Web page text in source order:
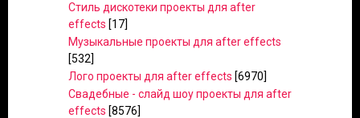
Стиль дискотеки проекты для after
effects [17]
Музыкальные проекты для after effects
[532]
Лого проекты для after effects [6970]
Свадебные - слайд шоу проекты для after
effects [8576]